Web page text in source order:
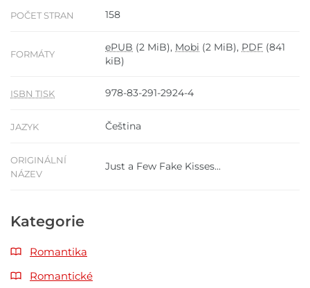
POČET STRAN 158
FORMÁTY
ePUB (2 MiB), Mobi (2 MiB), PDF (841
kiB)
ISBN TISK 978-83-291-2924-4
JAZYK Čeština
ORIGINÁLNÍ
NÁZEV
Just a Few Fake Kisses...
Kategorie
Romantika
Romantické